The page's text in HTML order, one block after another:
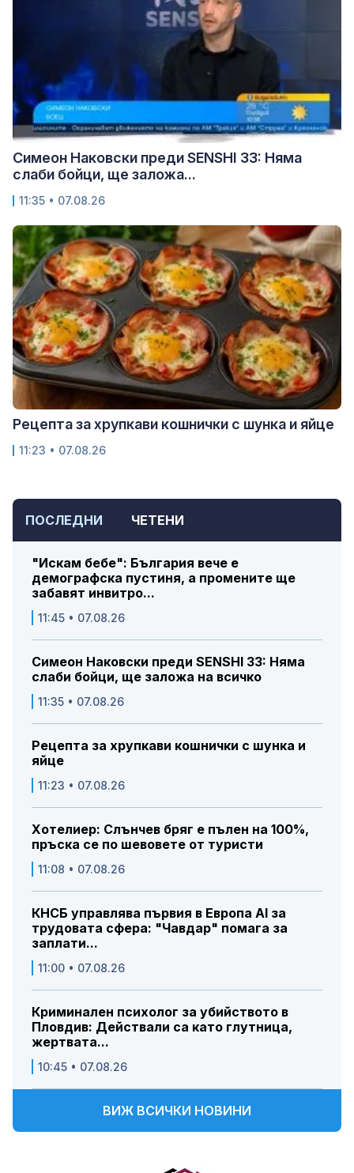
ПОСЛЕДНИ ЧЕТЕНИ
"Искам бебе": България вече е
демографска пустиня, а промените ще
забавят инвитро...
11:45 • 07.08.26
Симеон Наковски преди SENSHI 33: Няма
слаби бойци, ще заложа на всичко
11:35 • 07.08.26
Рецепта за хрупкави кошнички с шунка и
яйце
11:23 • 07.08.26
Хотелиер: Слънчев бряг е пълен на 100%,
пръска се по шевовете от туристи
11:08 • 07.08.26
КНСБ управлява първия в Европа AI за
трудовата сфера: "Чавдар" помага за
заплати...
11:00 • 07.08.26
Криминален психолог за убийството в
Пловдив: Действали са като глутница,
жертвата...
10:45 • 07.08.26
ВИЖ ВСИЧКИ НОВИНИ
Симеон Наковски преди SENSHI 33: Няма
слаби бойци, ще заложа...
11:35 • 07.08.26
Рецепта за хрупкави кошнички с шунка и яйце
11:23 • 07.08.26